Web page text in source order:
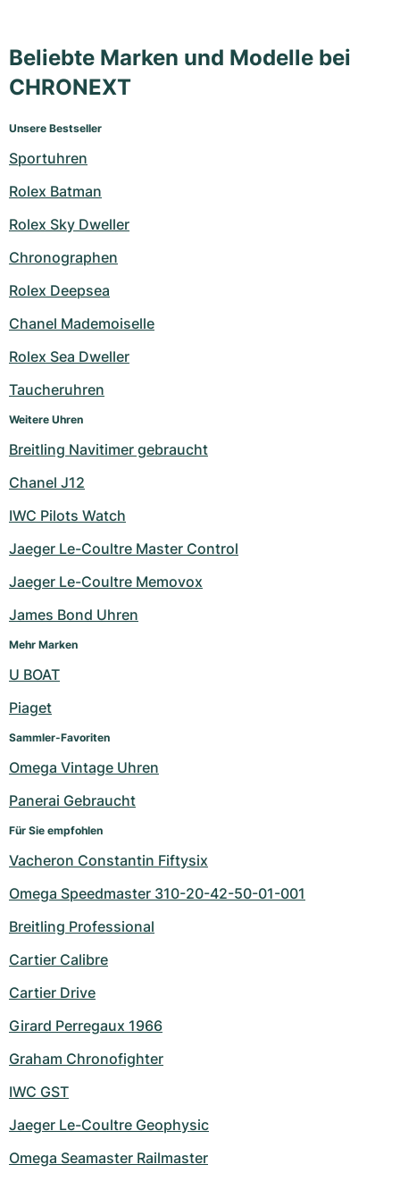
Beliebte Marken und Modelle bei
CHRONEXT
Unsere Bestseller
Sportuhren
Rolex Batman
Rolex Sky Dweller
Chronographen
Rolex Deepsea
Chanel Mademoiselle
Rolex Sea Dweller
Taucheruhren
Weitere Uhren
Breitling Navitimer gebraucht
Chanel J12
IWC Pilots Watch
Jaeger Le-Coultre Master Control
Jaeger Le-Coultre Memovox
James Bond Uhren
Mehr Marken
U BOAT
Piaget
Sammler-Favoriten
Omega Vintage Uhren
Panerai Gebraucht
Für Sie empfohlen
Vacheron Constantin Fiftysix
Omega Speedmaster 310-20-42-50-01-001
Breitling Professional
Cartier Calibre
Cartier Drive
Girard Perregaux 1966
Graham Chronofighter
IWC GST
Jaeger Le-Coultre Geophysic
Omega Seamaster Railmaster